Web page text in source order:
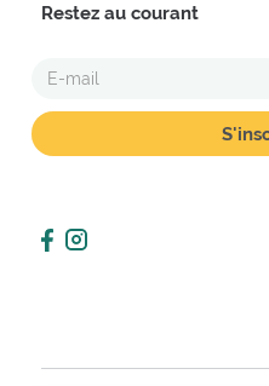
Restez au courant
E-